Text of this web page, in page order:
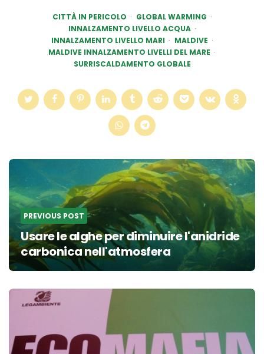
CITTÀ IN PERICOLO
GLOBAL WARMING
INNALZAMENTO LIVELLO ACQUA
INNALZAMENTO LIVELLO MARI
MALDIVE
MALDIVE INNALZAMENTO LIVELLI DEL MARE
SURRISCALDAMENTO GLOBALE
Post
navigation
PREVIOUS POST
Usare le alghe per diminuire l'anidride
carbonica nell'atmosfera